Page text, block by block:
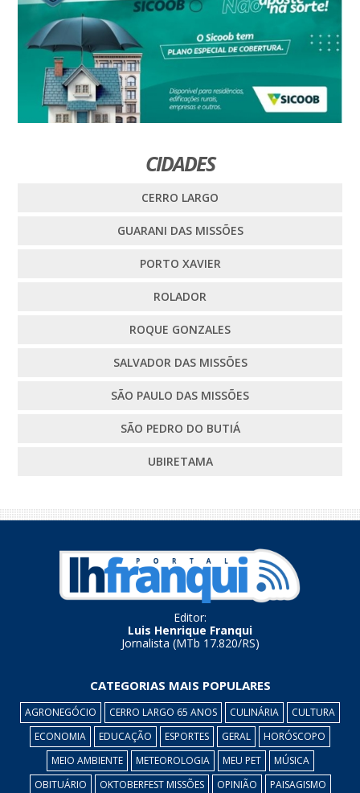
CIDADES
CERRO LARGO
GUARANI DAS MISSÕES
PORTO XAVIER
ROLADOR
ROQUE GONZALES
SALVADOR DAS MISSÕES
SÃO PAULO DAS MISSÕES
SÃO PEDRO DO BUTIÁ
UBIRETAMA
Editor:
Luis Henrique Franqui
Jornalista (MTb 17.820/RS)
CATEGORIAS MAIS POPULARES
AGRONEGÓCIO CERRO LARGO 65 ANOS CULINÁRIA
CULTURA
ECONOMIA
EDUCAÇÃO ESPORTES GERAL
HORÓSCOPO
MEIO AMBIENTE
METEOROLOGIA MEU PET
MÚSICA
OBITUÁRIO
OKTOBERFEST MISSÕES OPINIÃO PAISAGISMO